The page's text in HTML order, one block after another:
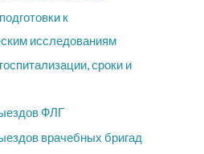
к
исследованиям
сроки и
ФЛГ
врачебных бригад